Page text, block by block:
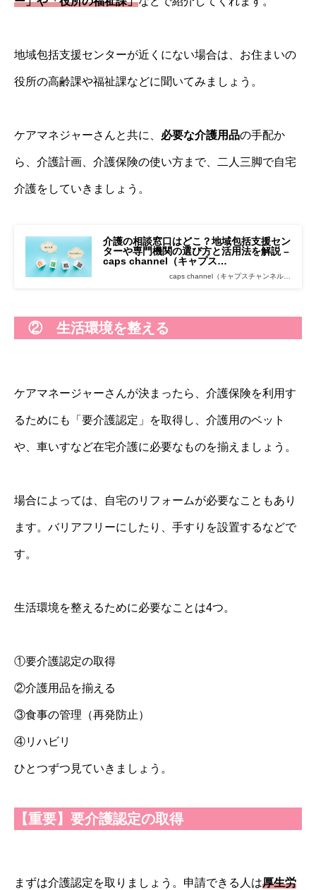
地域包括支援センターが近くにない場合は、お住まいの
役所の高齢課や福祉課などに聞いてみましょう。
ケアマネジャーさんと共に、 必要な介護用品の手配か
ら、介護計画、介護保険の使い方まで、二人三脚で自宅
介護をしていきましょう。
介護の相談窓口はどこ？地域包括支援セン
ターや専門機関の選び方と活用法を解説 –
caps channel（キャプス…
caps channel（キャプスチャンネル…
② 生活環境を整える
ケアマネージャーさんが決まったら、介護保険を利用す
るためにも「要介護認定」を取得し、介護用のベット
や、車いすなど在宅介護に必要なものを揃えましょう。
場合によっては、自宅のリフォームが必要なこともあり
ます。バリアフリーにしたり、手すりを設置するなどで
す。
生活環境を整えるために必要なことは4つ。
①要介護認定の取得
②介護用品を揃える
③食事の管理（再発防止）
④リハビリ
ひとつずつ見ていきましょう。
【重要】 要介護認定の取得
まずは介護認定を取りましょう。申請できる人は厚生労